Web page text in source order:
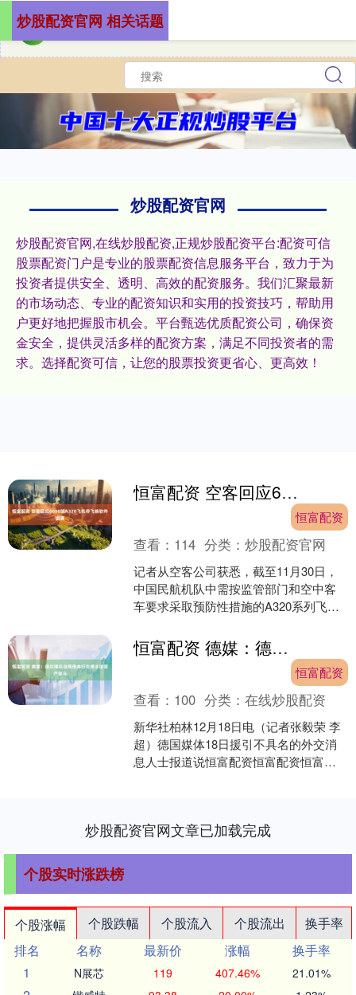
炒股配资官网
炒股配资官网,在线炒股配资,正规炒股配资平台:配资可信
股票配资门户是专业的股票配资信息服务平台，致力于为
投资者提供安全、透明、高效的配资服务。我们汇聚最新
的市场动态、专业的配资知识和实用的投资技巧，帮助用
户更好地把握股市机会。平台甄选优质配资公司，确保资
金安全，提供灵活多样的配资方案，满足不同投资者的需
求。选择配资可信，让您的股票投资更省心、更高效！
炒股配资官网 相关话题
恒富配资 空客回应6000架A320飞机停飞换软件进展
恒富配资
查看： 114 分类：炒股配资官网
记者从空客公司获悉，截至11月30日，
中国民航机队中需按监管部门和空中客
车要求采取预防性措施的A320系列飞机
相关工作。所有运....
恒富配资 德媒：德总理拟动用俄央行在德冻结资产援乌
恒富配资
查看： 100 分类：在线炒股配资
新华社柏林12月18日电（记者张毅荣 李
超）德国媒体18日援引不具名的外交消
息人士报道说恒富配资恒富配资恒富配
炒股配资官网文章已加载完成
个股实时涨跌榜
个股涨幅 个股跌幅 个股流入 个股流出
换手率
排名
名称 最新价 涨幅
换手率
1
N展芯 119 407.46% 21.01%